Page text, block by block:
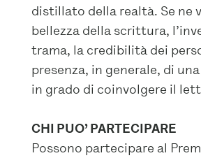
distillato della realtà. Se ne
bellezza della scrittura,
trama, la credibilità dei
presenza, in generale, di
in grado di coinvolgere il
CHI PUO’ PARTECIPARE
Possono partecipare al